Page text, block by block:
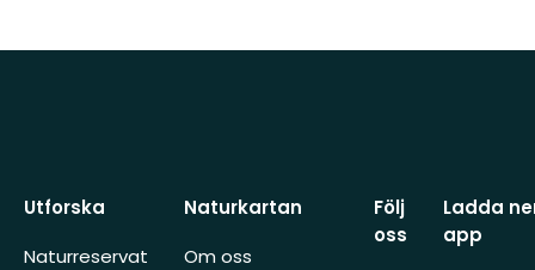
Utforska
Naturreservat
Naturkartan
Om oss
Följ
oss
Ladda
app